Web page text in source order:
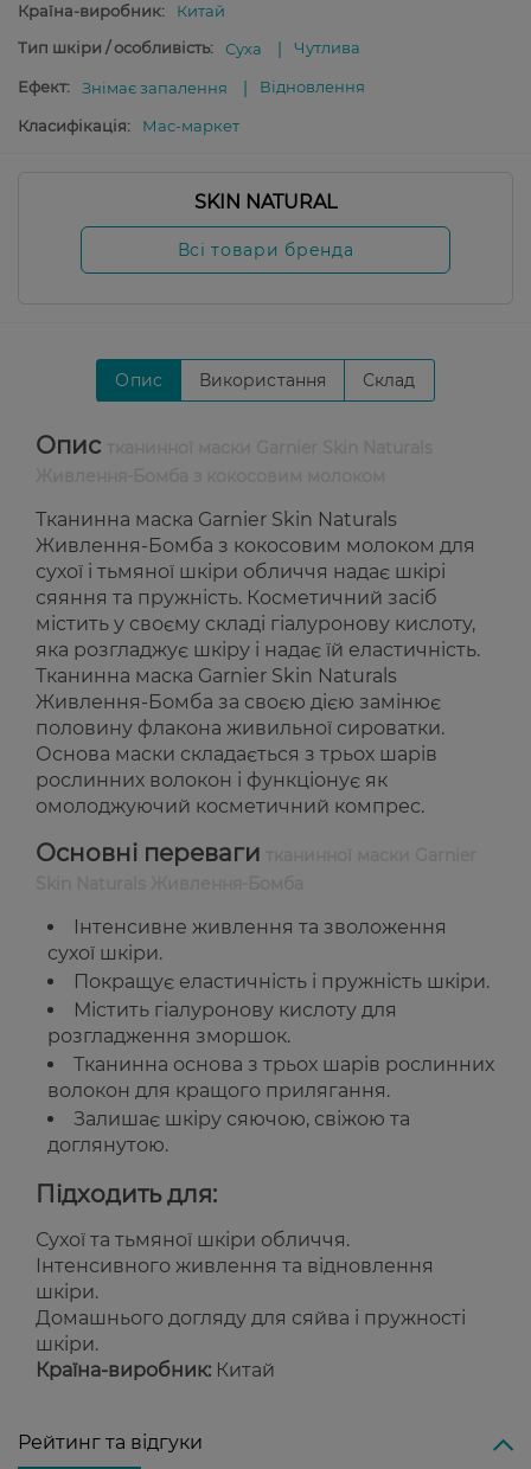
Країна-виробник:
Китай
Тип шкіри / особливість:
Суха Чутлива
Ефект: Знімає запалення Відновлення
Класифікація: Мас-маркет
SKIN NATURAL
Всі товари бренда
Опис Використання Склад
Опис
Тканинна маска Garnier Skin Naturals
Живлення-Бомба з кокосовим молоком для
сухої і тьмяної шкіри обличчя надає шкірі
сяяння та пружність. Косметичний засіб
містить у своєму складі гіалуронову кислоту,
яка розгладжує шкіру і надає їй еластичність.
Тканинна маска Garnier Skin Naturals
Живлення-Бомба за своєю дією замінює
половину флакона живильної сироватки.
Основа маски складається з трьох шарів
рослинних волокон і функціонує як
омолоджуючий косметичний компрес.
Основні переваги
Інтенсивне живлення та зволоження
сухої шкіри.
Покращує еластичність і пружність шкіри.
Містить гіалуронову кислоту для
розгладження зморшок.
Тканинна основа з трьох шарів рослинних
волокон для кращого прилягання.
Залишає шкіру сяючою, свіжою та
доглянутою.
Підходить для:
Сухої та тьмяної шкіри обличчя.
Інтенсивного живлення та відновлення
шкіри.
Домашнього догляду для сяйва і пружності
шкіри.
Країна-виробник: Китай
Рейтинг та відгуки